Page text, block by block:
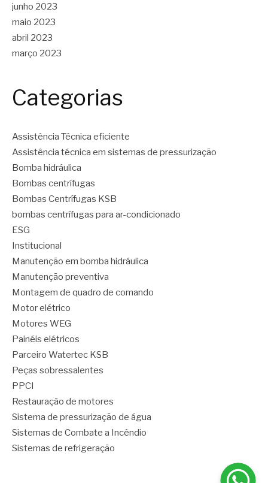
junho 2023
maio 2023
abril 2023
março 2023
Categorias
Assistência Técnica eficiente
Assistência técnica em sistemas de pressurização
Bomba hidráulica
Bombas centrífugas
Bombas Centrífugas KSB
bombas centrífugas para ar-condicionado
ESG
Institucional
Manutenção em bomba hidráulica
Manutenção preventiva
Montagem de quadro de comando
Motor elétrico
Motores WEG
Painéis elétricos
Parceiro Watertec KSB
Peças sobressalentes
PPCI
Restauração de motores
Sistema de pressurização de água
Sistemas de Combate a Incêndio
Sistemas de refrigeração